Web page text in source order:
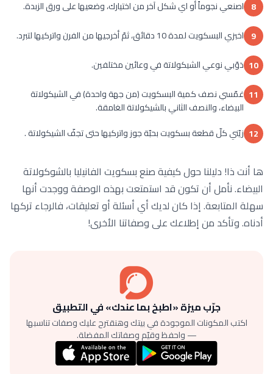
8 اصنعي نجوماً أو اي شكل آخر من اختيارك، وضعيها على ورق الزبدة.
9 اخبزي البسكويت لمدة 10 دقائق، ثمّ أخرجيها من الفرن واتركيها لتبرد.
10 ذوّبي نوعي الشيكولاتة في وعائين مختلفين.
11 غمّسي نصف كمية البسكويت (من جهة واحدة) في الشيكولاتة
البيضاء، والنصف الثاني بالشيكولاتة الغامقة.
12 زيّني كلّ قطعة بسكويت بحبّة جوز واتركيها حتى تجفّ الشيكولاتة .
ها أنت ذا! دليلنا حول كيفية صنع بسكويت الفانيليا بالشوكولاتة
البيضاء. نأمل أن تكون قد استمتعت بهذه الوصفة ووجدت أنها
سهلة المتابعة. إذا كان لديك أي أسئلة أو تعليقات، فالرجاء تركها
أدناه. وتأكد من إطلاعك على وصفاتنا الأخرى!
جرّب ميزة «اطبخ بما عندك» في التطبيق
اكتب المكونات الموجودة في بيتك وهنقترح عليك وصفات تناسبها
— واحفظ وقيّم وصفاتك المفضلة.